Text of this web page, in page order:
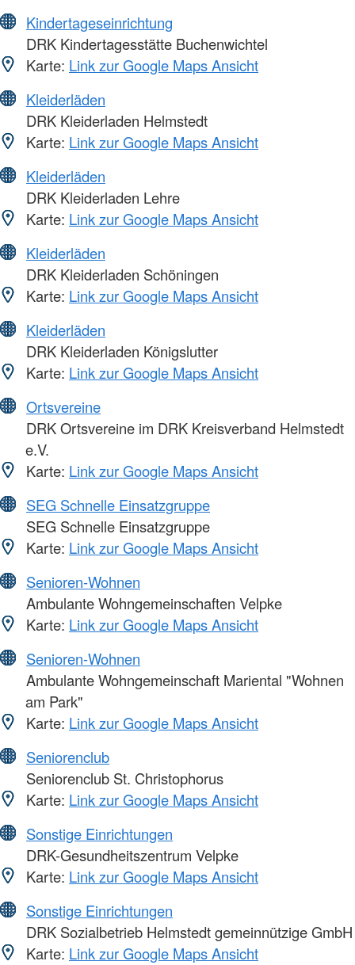
Kindertageseinrichtung
DRK Kindertagesstätte Buchenwichtel
Karte: Link zur Google Maps Ansicht
Kleiderläden
DRK Kleiderladen Helmstedt
Karte: Link zur Google Maps Ansicht
Kleiderläden
DRK Kleiderladen Lehre
Karte: Link zur Google Maps Ansicht
Kleiderläden
DRK Kleiderladen Schöningen
Karte: Link zur Google Maps Ansicht
Kleiderläden
DRK Kleiderladen Königslutter
Karte: Link zur Google Maps Ansicht
Ortsvereine
DRK Ortsvereine im DRK Kreisverband Helmstedt
e.V.
Karte: Link zur Google Maps Ansicht
SEG Schnelle Einsatzgruppe
SEG Schnelle Einsatzgruppe
Karte: Link zur Google Maps Ansicht
Senioren-Wohnen
Ambulante Wohngemeinschaften Velpke
Karte: Link zur Google Maps Ansicht
Senioren-Wohnen
Ambulante Wohngemeinschaft Mariental "Wohnen
am Park"
Karte: Link zur Google Maps Ansicht
Seniorenclub
Seniorenclub St. Christophorus
Karte: Link zur Google Maps Ansicht
Sonstige Einrichtungen
DRK-Gesundheitszentrum Velpke
Karte: Link zur Google Maps Ansicht
Sonstige Einrichtungen
DRK Sozialbetrieb Helmstedt gemeinnützige GmbH
Karte: Link zur Google Maps Ansicht